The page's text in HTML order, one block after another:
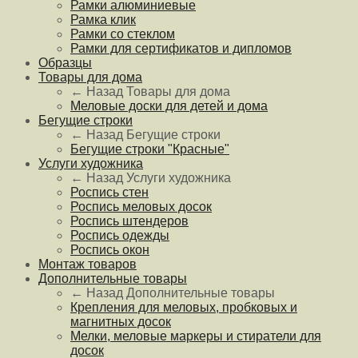
Рамки алюминиевые
Рамка клик
Рамки со стеклом
Рамки для сертификатов и дипломов
Образцы
Товары для дома
← Назад Товары для дома
Меловые доски для детей и дома
Бегущие строки
← Назад Бегущие строки
Бегущие строки "Красные"
Услуги художника
← Назад Услуги художника
Роспись стен
Роспись меловых досок
Роспись штендеров
Роспись одежды
Роспись окон
Монтаж товаров
Дополнительные товары
← Назад Дополнительные товары
Крепления для меловых, пробковых и
магнитных досок
Мелки, меловые маркеры и стиратели для
досок